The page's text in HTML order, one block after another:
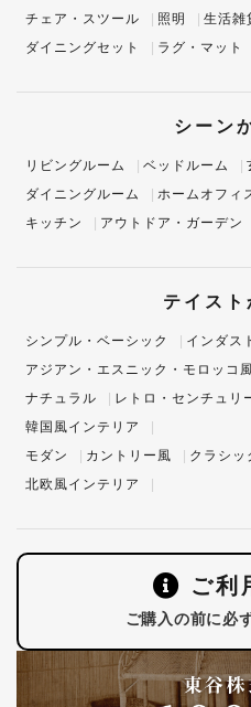
チェア・スツール
照明
生活雑
ダイニングセット
ラグ・マット
シーン
リビングルーム ベッドルーム
ダイニングルーム
ホームオフィ
キッチン
アウトドア・ガーデン
テイスト
シンプル・ベーシック インダス
アジアン・エスニック・モロッコ
ナチュラル
レトロ・センチュリ
韓国風インテリア
モダン
カントリー風
クラシッ
北欧風インテリア
ご利
ご購入の前に必